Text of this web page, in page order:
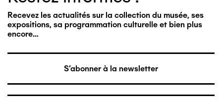
Recevez les actualités sur la collection du musée, ses
expositions, sa programmation culturelle et bien plus
encore…
S'abonner à la newsletter